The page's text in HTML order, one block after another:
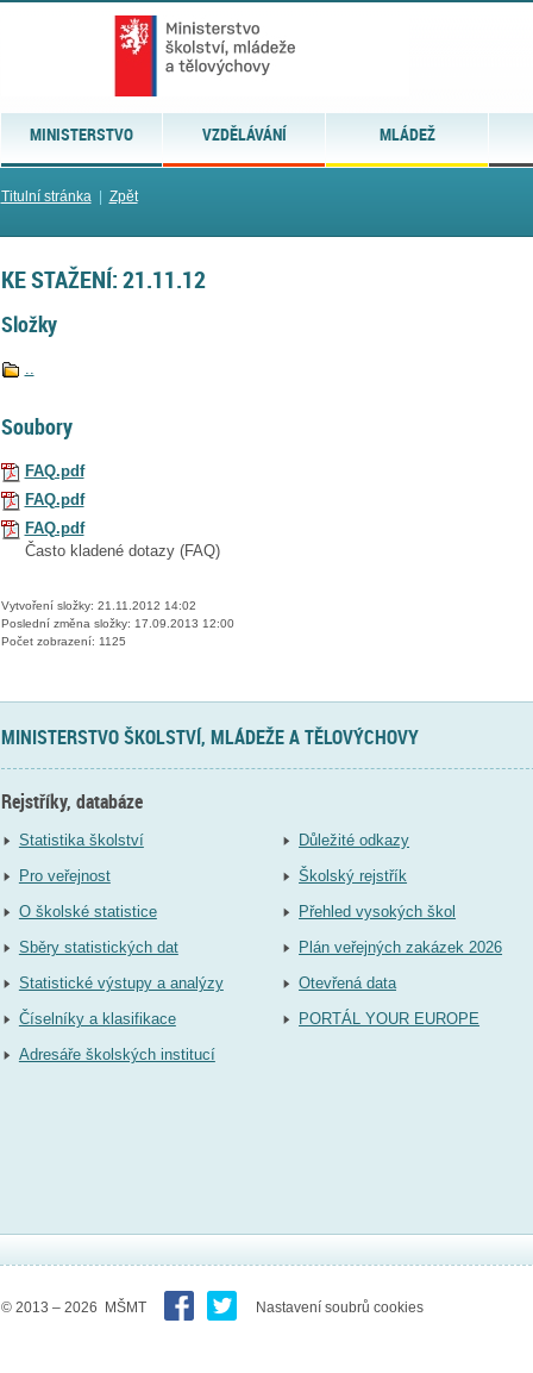
MINISTERSTVO VZDĚLÁVÁNÍ MLÁDEŽ
Titulní stránka| Zpět
KE STAŽENÍ: 21.11.12
Složky
..
Soubory
FAQ.pdf
FAQ.pdf
FAQ.pdf
Často kladené dotazy (FAQ)
Vytvoření složky: 21.11.2012 14:02
Poslední změna složky: 17.09.2013 12:00
Počet zobrazení: 1125
MINISTERSTVO ŠKOLSTVÍ, MLÁDEŽE A TĚLOVÝCHOVY
Rejstříky, databáze
Statistika školství
Pro veřejnost
O školské statistice
Sběry statistických dat
Statistické výstupy a analýzy
Číselníky a klasifikace
Adresáře školských institucí
Důležité odkazy
Školský rejstřík
Přehled vysokých škol
Plán veřejných zakázek 2026
Otevřená data
PORTÁL YOUR EUROPE
© 2013 – 2026 MŠMT Nastavení soubrů cookies